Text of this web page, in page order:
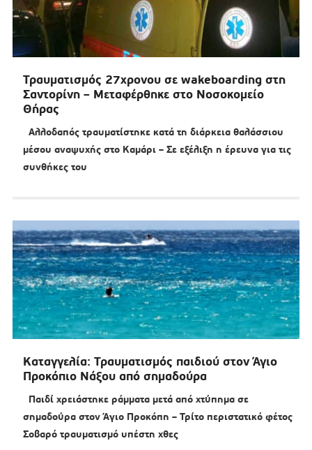
Τραυματισμός 27χρονου σε wakeboarding στη
Σαντορίνη – Μεταφέρθηκε στο Νοσοκομείο
Θήρας
Αλλοδαπός τραυματίστηκε κατά τη διάρκεια θαλάσσιου
μέσου αναψυχής στο Καμάρι – Σε εξέλιξη η έρευνα για τις
συνθήκες του
Καταγγελία: Τραυματισμός παιδιού στον Άγιο
Προκόπιο Νάξου από σημαδούρα
Παιδί χρειάστηκε ράμματα μετά από χτύπημα σε
σημαδούρα στον Άγιο Προκόπη – Τρίτο περιστατικό φέτος
Σοβαρό τραυματισμό υπέστη χθες